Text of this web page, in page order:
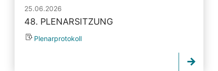
25.06.2026
48. PLENARSITZUNG
Plenarprotokoll